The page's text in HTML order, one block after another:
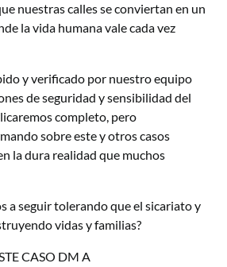
nuestras calles se conviertan en un
la vida humana vale cada vez
y verificado por nuestro equipo
de seguridad y sensibilidad del
completo, pero
sobre este y otros casos
la dura realidad que muchos
a seguir tolerando que el sicariato y
vidas y familias?
CASO DM A